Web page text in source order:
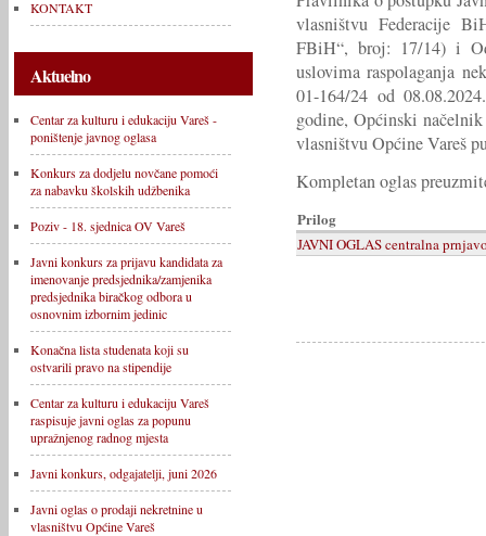
KONTAKT
Aktuelno
Centar za kulturu i edukaciju Vareš -
poništenje javnog oglasa
Konkurs za dodjelu novčane pomoći
za nabavku školskih udžbenika
Poziv - 18. sjednica OV Vareš
Javni konkurs za prijavu kandidata za
imenovanje predsjednika/zamjenika
predsjednika biračkog odbora u
osnovnim izbornim jedinic
Konačna lista studenata koji su
ostvarili pravo na stipendije
Centar za kulturu i edukaciju Vareš
raspisuje javni oglas za popunu
upražnjenog radnog mjesta
Javni konkurs, odgajatelji, juni 2026
Javni oglas o prodaji nekretnine u
vlasništvu Općine Vareš
vlasništvu Federacije
FBiH“, broj: 17/14) i
uslovima raspolaganja
01-164/24 od
godine, Općinski
vlasništvu Općine Vareš
Kompletan oglas
Prilog
JAVNI OGLAS centralna